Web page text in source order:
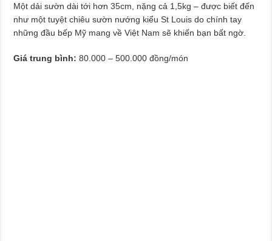
Một dải sườn dài tới hơn 35cm, nặng cả 1,5kg – được biết đến
như một tuyệt chiêu sườn nướng kiểu St Louis do chính tay
những đầu bếp Mỹ mang về Việt Nam sẽ khiến bạn bất ngờ.
Giá trung bình:80.000 – 500.000 đồng/món